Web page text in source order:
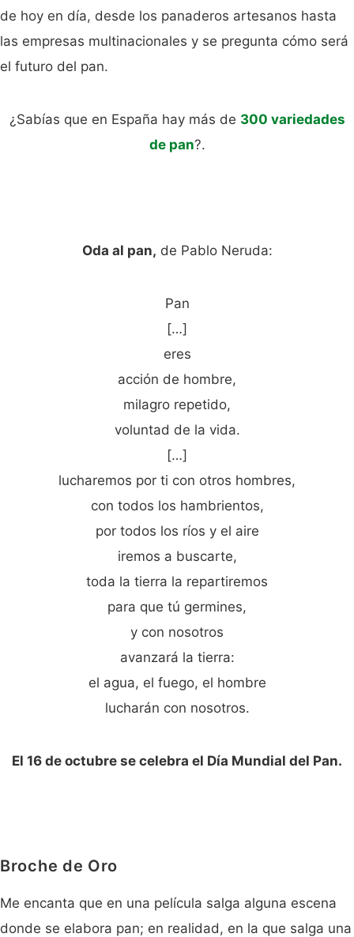
de hoy en día, desde los panaderos artesanos hasta
las empresas multinacionales y se pregunta cómo será
el futuro del pan.
¿Sabías que en España hay más de 300 variedades
de pan?.
Oda al pan, de Pablo Neruda:
Pan
[…]
eres
acción de hombre,
milagro repetido,
voluntad de la vida.
[…]
lucharemos por ti con otros hombres,
con todos los hambrientos,
por todos los ríos y el aire
iremos a buscarte,
toda la tierra la repartiremos
para que tú germines,
y con nosotros
avanzará la tierra:
el agua, el fuego, el hombre
lucharán con nosotros.
El 16 de octubre se celebra el Día Mundial del Pan.
Broche de Oro
Me encanta que en una película salga alguna escena
donde se elabora pan; en realidad, en la que salga una